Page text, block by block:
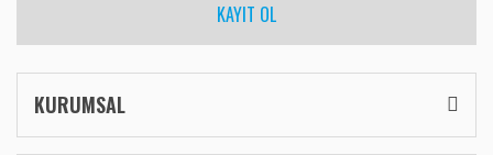
KAYIT OL
KURUMSAL